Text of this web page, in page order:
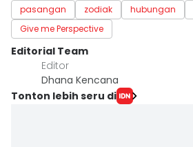
pasangan zodiak hubungan
Give me Perspective
Editorial Team
Editor
Dhana Kencana
Tonton lebih seru di